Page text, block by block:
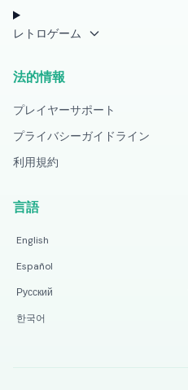
レトロゲーム
法的情報
プレイヤーサポート
プライバシーガイドライン
利用規約
言語
English
Español
Русский
한국어